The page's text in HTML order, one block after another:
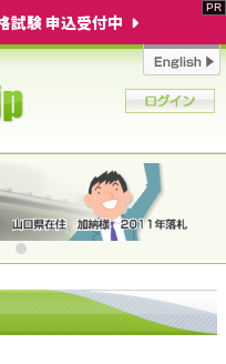
試験 申込受付中